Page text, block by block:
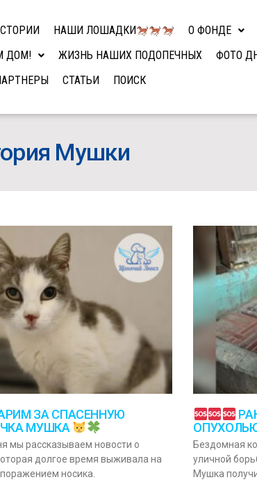
НАШИ ЛОШАДКИ О ФОНДЕ
ДОМ! ЖИЗНЬ НАШИХ ПОДОПЕЧНЫХ
ФОТО
СТАТЬИ ПОИСК
Мушки
ЗА СПАСЕННУЮ
МУШКА
мы рассказываем новости о
долгое время выживала на
носика.
Бездомная
уличной
Мушка